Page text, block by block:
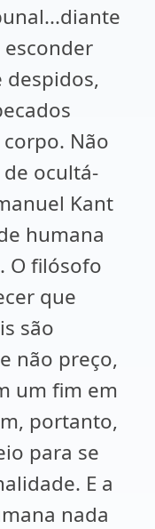
despidos,
Não
ocultá-
Kant
humana
O filósofo
que
são
não preço,
um fim em
portanto,
para se
E a
nada